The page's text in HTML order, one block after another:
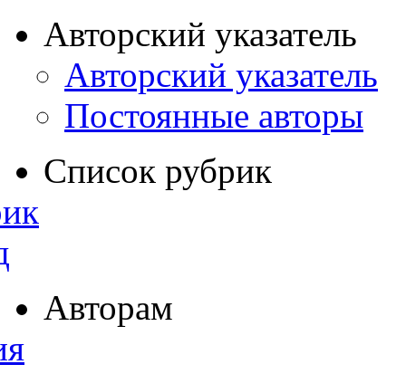
Авторский указатель
Авторский указатель
Постоянные авторы
Список рубрик
Авторам